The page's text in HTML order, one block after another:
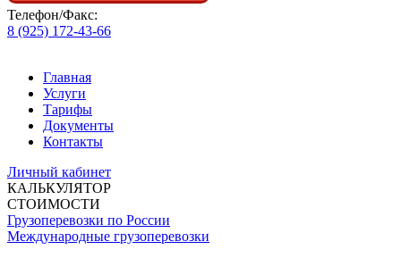
Телефон/Факс:
8 (925) 172-43-66
Главная
Услуги
Тарифы
Документы
Контакты
Личный кабинет
КАЛЬКУЛЯТОР
СТОИМОСТИ
Грузоперевозки по России
Международные грузоперевозки